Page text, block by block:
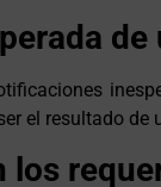
el resultado
los